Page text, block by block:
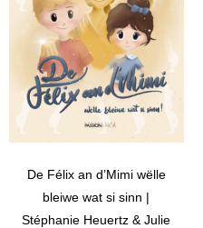
De Félix an d’Mimi wëlle
bleiwe wat si sinn |
Stéphanie Heuertz & Julie